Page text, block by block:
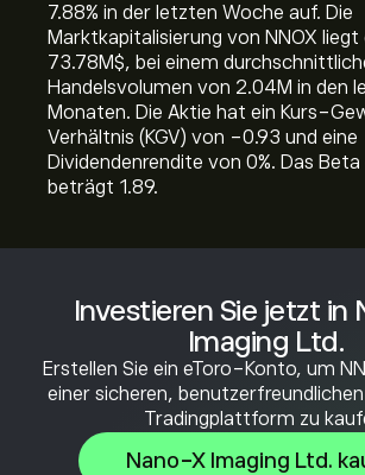
Investieren Sie jetzt in
Imaging Ltd.
Erstellen Sie ein eToro-Konto, um
einer sicheren,
Tradingplattform zu
Nano-X Imaging Ltd.
‎7.88‎% in der letzten Woche auf. Die
Marktkapitalisierung von NNOX liegt
73.78M‎$‎, bei einem
Handelsvolumen von 2.04M in den
Monaten. Die Aktie hat ein Kurs-
Verhältnis (KGV) von -0.93 und eine
Dividendenrendite von 0%. Das
beträgt 1.89.